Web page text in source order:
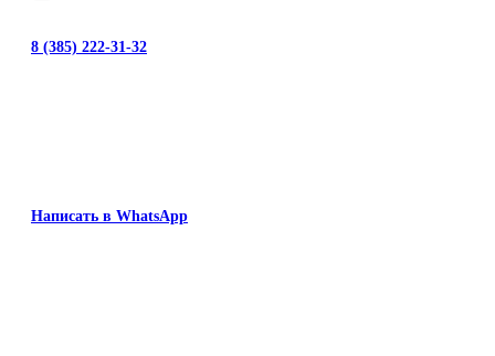
8 (385) 222-31-32
Написать в WhatsApp